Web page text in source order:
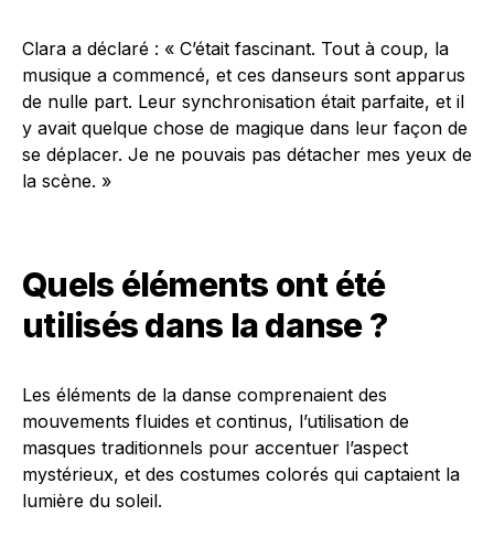
Clara a déclaré : « C’était fascinant. Tout à coup, la
musique a commencé, et ces danseurs sont apparus
de nulle part. Leur synchronisation était parfaite, et il
y avait quelque chose de magique dans leur façon de
se déplacer. Je ne pouvais pas détacher mes yeux de
la scène. »
Quels éléments ont été
utilisés dans la danse ?
Les éléments de la danse comprenaient des
mouvements fluides et continus, l’utilisation de
masques traditionnels pour accentuer l’aspect
mystérieux, et des costumes colorés qui captaient la
lumière du soleil.